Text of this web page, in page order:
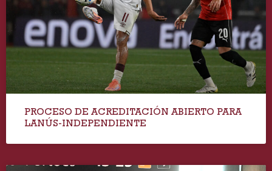
PROCESO DE ACREDITACIÓN ABIERTO PARA
LANÚS-INDEPENDIENTE